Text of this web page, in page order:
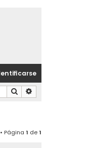
Buscar
Página 1 de1